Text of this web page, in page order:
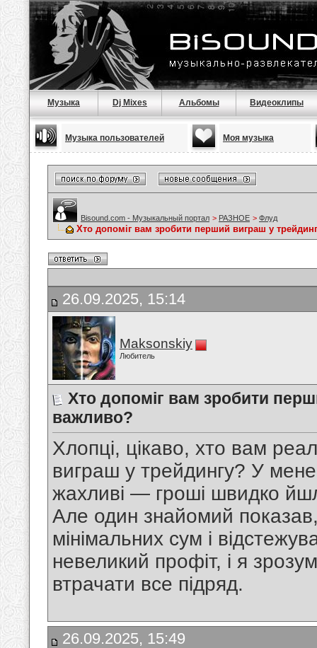
Музыка Dj Mixes Альбомы Видеоклипы
Музыка пользователей Моя музыка
Bisound.com - Музыкальный портал > РАЗНОЕ > Флуд
Хто допоміг вам зробити перший виграш у
26.09.2025, 15:14
Maksonskiy
Любитель
Хто допоміг вам зробити
важливо?
Хлопці, цікаво, хто вам
виграш у трейдингу? У
жахливі — гроші швидко
Але один знайомий
мінімальних сум і
невеликий профіт, і я
втрачати все підряд.
26.09.2025, 15:49